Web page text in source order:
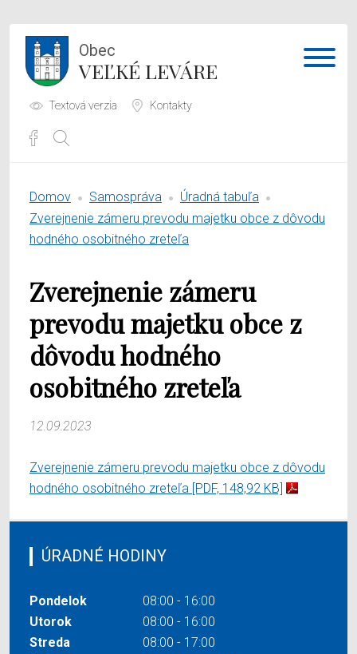
Obec
VEĽKÉ LEVÁRE
Textová verzia Kontakty
Samospráva
O obci
Domov Samospráva
Úradná tabuľa
Zverejnenie zámeru prevodu majetku obce z dôvodu
hodného osobitného zreteľa
Zverejnenie zámeru
prevodu majetku obce z
dôvodu hodného
osobitného zreteľa
12.09.2023
Zverejnenie zámeru prevodu majetku obce z dôvodu
hodného osobitného zreteľa [PDF, 148,92 KB]
ÚRADNÉ HODINY
Pondelok
08:00 - 16:00
Utorok
08:00 - 16:00
Streda
08:00 - 17:00